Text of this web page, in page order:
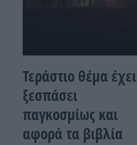
Τεράστιο θέμα έχει
ξεσπάσει
παγκοσμίως και
αφορά τα βιβλία